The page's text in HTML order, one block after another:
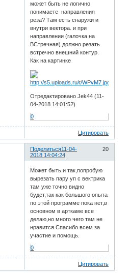
может быть не логично
понимаете направления
реза? Там есть снаружи и
внутри вектора. и при
направлении (галочка на
ВСтречная) должно резать
встречно внешний контур.
Как на картинке
Отредактировано Jek44 (11-
04-2018 14:01:52)
0
Цитировать
Поделиться 20
11-04-
2018 14:04:24
Может быть и так,попробую
вырезать пару уп с вектрика
там уже точно видно
будет,так как большого опыта
по этой программе пока нет,в
основном в арткаме все
делаю,но много чего там не
нравится.Спасибо всем за
участие и помощь.
0
Цитировать